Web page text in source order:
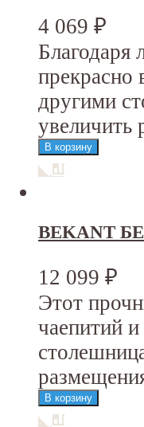
4 069 ₽
Благодаря
другими
увеличить
BEKANT
12 099 ₽
Этот
чаепитий